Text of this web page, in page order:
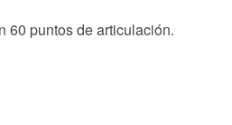
60 puntos de articulación.